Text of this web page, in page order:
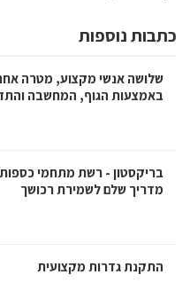
כתבות נוספות
שלושה אנשי מקצוע, מטרה
באמצעות הגוף, המחשבה
בריקסטון - רשת מתחמי
מדריך שלם לשמירת רכושך
התקנת גדרות מקצועית